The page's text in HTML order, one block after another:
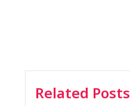
Related Posts